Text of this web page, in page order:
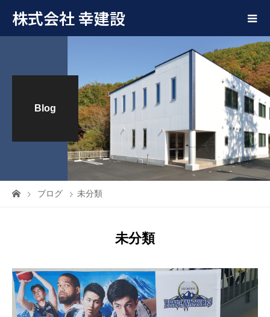
株式会社 幸建設
Blog
ブログ 未分類
未分類